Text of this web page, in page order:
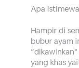
Apa
Hampir di
bubur ayam
yang khas